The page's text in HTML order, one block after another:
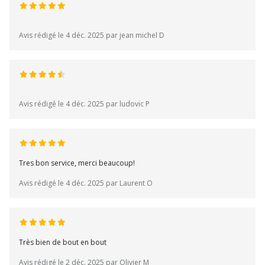
Avis rédigé le 4 déc. 2025 par jean michel D
Avis rédigé le 4 déc. 2025 par ludovic P
Tres bon service, merci beaucoup!
Avis rédigé le 4 déc. 2025 par Laurent O
Très bien de bout en bout
Avis rédigé le 2 déc. 2025 par Olivier M